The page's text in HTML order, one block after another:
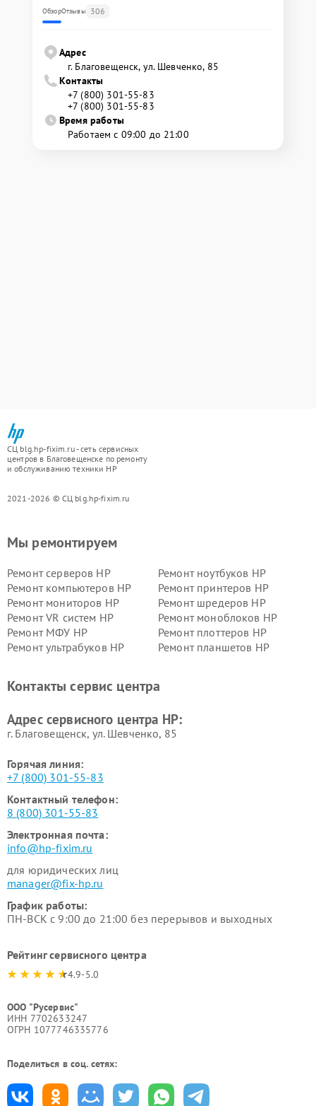
ОбзорОтзывы 306
Адрес
г. Благовещенск, ул. Шевченко, 85
Контакты
+7 (800) 301-55-83
+7 (800) 301-55-83
Время работы
Работаем с 09:00 до 21:00
СЦ blg.hp-fixim.ru - сеть сервисных
центров в Благовещенске по ремонту
и обслуживанию техники HP
2021-2026 © СЦ blg.hp-fixim.ru
Мы ремонтируем
Ремонт серверов HP
Ремонт ноутбуков HP
Ремонт компьютеров HP
Ремонт принтеров HP
Ремонт мониторов HP
Ремонт шредеров HP
Ремонт VR систем HP
Ремонт моноблоков HP
Ремонт МФУ HP
Ремонт плоттеров HP
Ремонт ультрабуков HP
Ремонт планшетов HP
Контакты сервис центра
Адрес сервисного центра HP:
г. Благовещенск, ул. Шевченко, 85
Горячая линия:
+7 (800) 301-55-83
Контактный телефон:
8 (800) 301-55-83
Электронная почта:
info@hp-fixim.ru
для юридических лиц
manager@fix-hp.ru
График работы:
ПН-ВСК с 9:00 до 21:00 без перерывов и выходных
Рейтинг сервисного центра
4.9-5.0
ООО "Русервис"
ИНН 7702633247
ОГРН 1077746335776
Поделиться в соц. сетях: